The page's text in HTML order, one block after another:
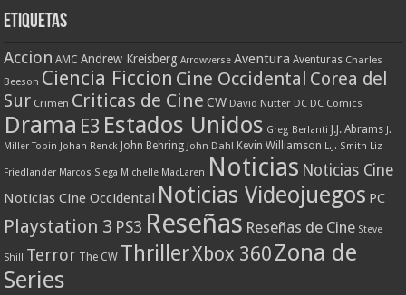
Etiquetas
Accion AMC Andrew Kreisberg Arrowverse Aventura Aventuras Charles
Beeson Ciencia Ficcion Cine Occidental Corea del
Sur Crimen Criticas de Cine CW David Nutter DC DC Comics
Drama E3 Estados Unidos Greg Berlanti J.J. Abrams J.
Miller Tobin
Johan Renck John Behring John Dahl Kevin Williamson L.J. Smith Liz
Friedlander Marcos Siega Michelle MacLaren Noticias Noticias Cine
Noticias Cine Occidental Noticias Videojuegos PC
Playstation 3 PS3 Reseñas Reseñas de Cine Steve
Shill Terror The CW ThrillerXbox 360 Zona de
Series